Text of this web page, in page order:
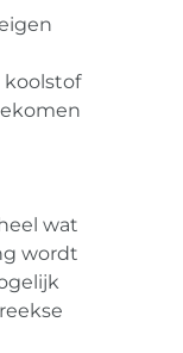
koolstof
wat
wordt